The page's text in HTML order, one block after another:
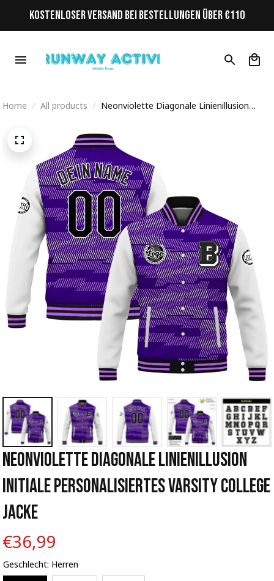
KOSTENLOSER VERSAND BEI BESTELLUNGEN ÜBER €110
Home All products
Neonviolette Diagonale Linienillusion
Jacke
Neonviolette Diagonale Linienillusion
Initiale Personalisiertes Varsity College
Jacke
€36,99
Geschlecht: Herren